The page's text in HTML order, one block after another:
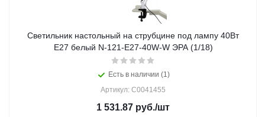
Светильник настольный на струбцине под лампу 40Вт
Е27 белый N-121-E27-40W-W ЭРА (1/18)
Есть в наличии (1)
Артикул: C0041455
1 531.87 руб./шт